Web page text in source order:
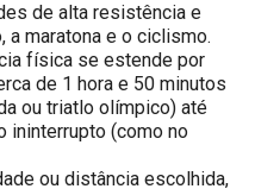
de alta resistência e
maratona e o ciclismo.
física se estende por
de 1 hora e 50 minutos
ou triatlo olímpico) até
ininterrupto (como no
ou distância escolhida,